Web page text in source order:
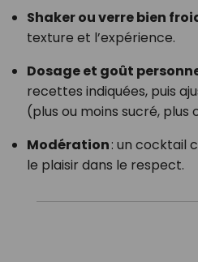
Shaker ou verre bien
texture et l’expérience.
Dosage et goût
recettes indiquées, puis
(plus ou moins sucré, plus
Modération: un cocktail
le plaisir dans le respect.